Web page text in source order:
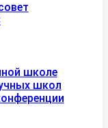
школе
школ